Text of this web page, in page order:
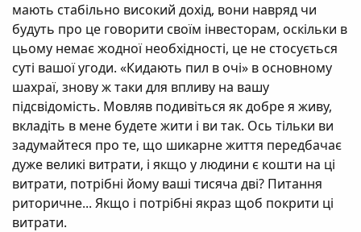
мають стабільно високий дохід, вони навряд чи
будуть про це говорити своїм інвесторам, оскільки в
цьому немає жодної необхідності, це не стосується
суті вашої угоди. «Кидають пил в очі» в основному
шахраї, знову ж таки для впливу на вашу
підсвідомість. Мовляв подивіться як добре я живу,
вкладіть в мене будете жити і ви так. Ось тільки ви
задумайтеся про те, що шикарне життя передбачає
дуже великі витрати, і якщо у людини є кошти на ці
витрати, потрібні йому ваші тисяча дві? Питання
риторичне... Якщо і потрібні якраз щоб покрити ці
витрати.